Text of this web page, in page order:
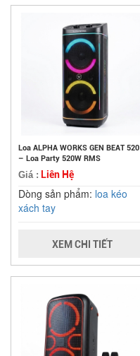
Loa ALPHA WORKS GEN BEAT 520
– Loa Party 520W RMS
Giá : Liên Hệ
Dòng sản phẩm: loa kéo
xách tay
XEM CHI TIẾT